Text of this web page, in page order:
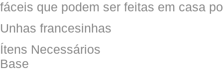
fáceis que podem ser feitas em casa
Unhas francesinhas
Ítens Necessários
Base